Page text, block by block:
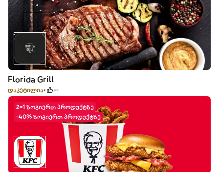
Florida Grill
დაკეტილია --
2=1 ზოგიერთ პროდუქტზე
-40% ზოგიერთ პროდუქტზე